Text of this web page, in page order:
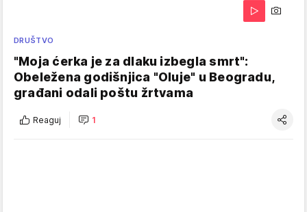
DRUŠTVO
"Moja ćerka je za dlaku izbegla smrt":
Obeležena godišnjica "Oluje" u Beogradu,
građani odali poštu žrtvama
Reaguj 1